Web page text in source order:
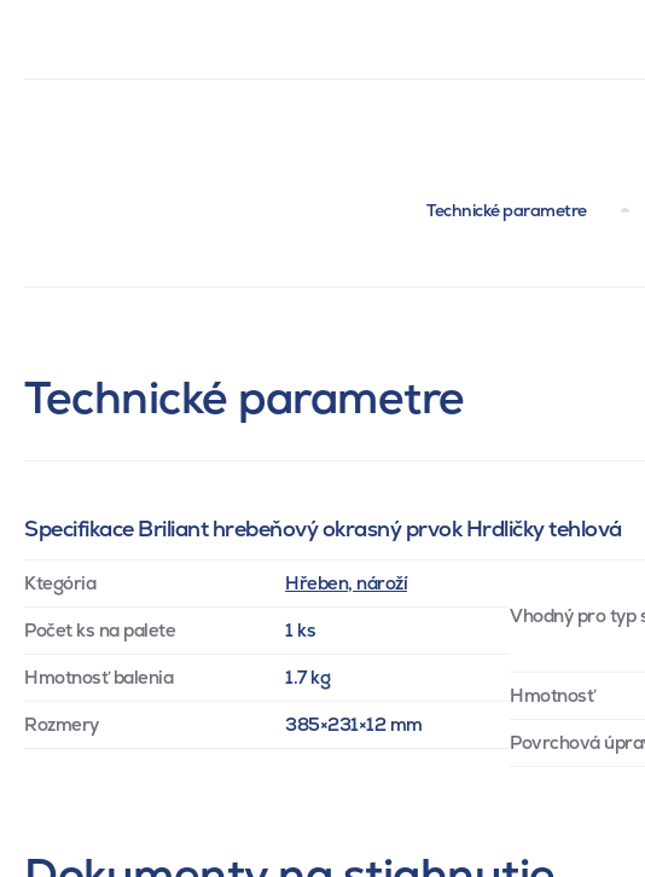
Technické parametre
Technické parametre
Specifikace Briliant hrebeňový okrasný prvok Hrdličky tehlová
Ktegória Hřeben, nároží
Počet ks na palete 1 ks
Hmotnosť balenia 1.7 kg
Rozmery 385×231×12 mm
Vhodný pro typ
Hmotnosť
Povrchová